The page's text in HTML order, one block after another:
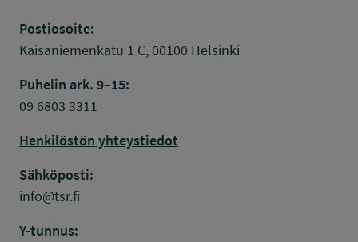
Postiosoite:
Kaisaniemenkatu 1 C, 00100 Helsinki
Puhelin ark. 9–15:
09 6803 3311
Henkilöstön yhteystiedot
Sähköposti:
info@tsr.fi
Y-tunnus: